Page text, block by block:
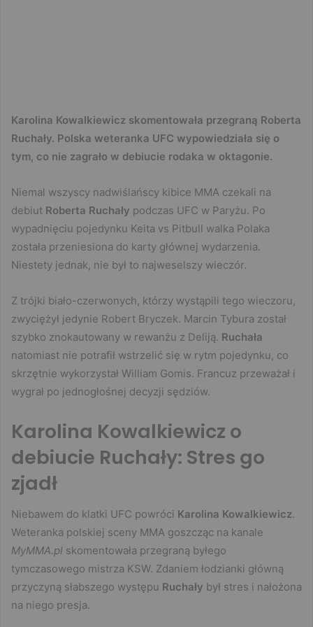
Karolina Kowalkiewicz skomentowała przegraną Roberta
Ruchały. Polska weteranka UFC wypowiedziała się o
tym, co nie zagrało w debiucie rodaka w oktagonie.
Niemal wszyscy nadwiślańscy kibice MMA czekali na
debiut Roberta Ruchały podczas UFC w Paryżu. Po
wypadnięciu pojedynku Keita vs Pitbull walka Polaka
została przeniesiona do karty głównej wydarzenia.
Niestety jednak, nie był to najweselszy wieczór.
Z trójki biało-czerwonych, którzy wystąpili tego wieczoru,
zwyciężył jedynie Robert Bryczek. Marcin Tybura został
szybko znokautowany w rewanżu z Deliją. Ruchała
natomiast nie potrafił wstrzelić się w rytm pojedynku, co
skrzętnie wykorzystał William Gomis. Francuz przeważał i
wygrał po jednogłośnej decyzji sędziów.
Karolina Kowalkiewicz o
debiucie Ruchały: Stres go
zjadł
Niebawem do klatki UFC powróci Karolina Kowalkiewicz.
Weteranka polskiej sceny MMA goszcząc na kanale
MyMMA.pl skomentowała przegraną byłego
tymczasowego mistrza KSW. Zdaniem łodzianki główną
przyczyną słabszego występu Ruchały był stres i nałożona
na niego presja.